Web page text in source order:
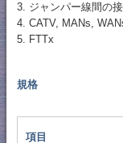
3. ジャンパー線間の
4. CATV, MANs,
5. FTTx
規格
項目